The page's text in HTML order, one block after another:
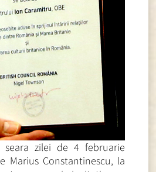
seara zilei de 4 februarie
Marius Constantinescu, la